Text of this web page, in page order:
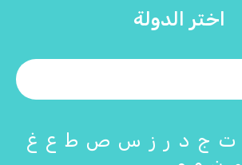
اختر الدولة
ت ج د ر ز س ص ط ع غ